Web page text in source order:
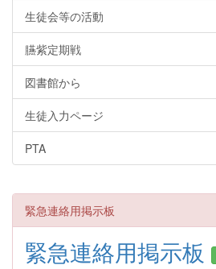
生徒会等の活動
臙紫定期戦
図書館から
生徒入力ページ
PTA
緊急連絡用掲示板
緊急連絡用掲示板